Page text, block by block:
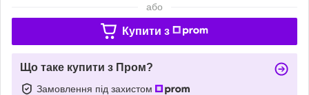
або
Купити з
Що таке купити з Пром?
Замовлення під захистом